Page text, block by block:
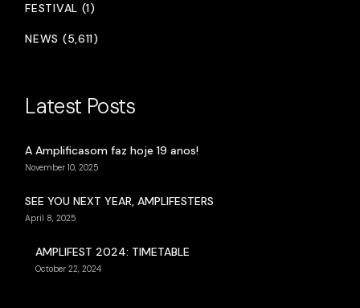
FESTIVAL (1)
NEWS (5,611)
Latest Posts
A Amplificasom faz hoje 19 anos!
November 10, 2025
SEE YOU NEXT YEAR, AMPLIFESTERS
April 8, 2025
AMPLIFEST 2024: TIMETABLE
October 22, 2024